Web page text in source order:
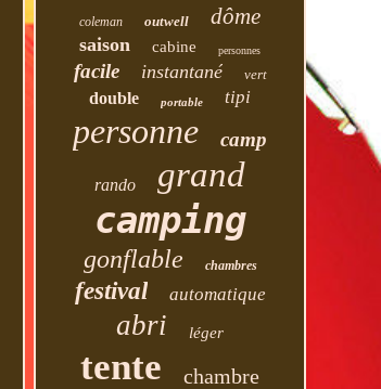
coleman outwell dôme
saison cabine personnes
facile instantané vert
double portable tipi
personne camp
rando grand
camping
gonflable chambres
festival automatique
abri léger
tente chambre